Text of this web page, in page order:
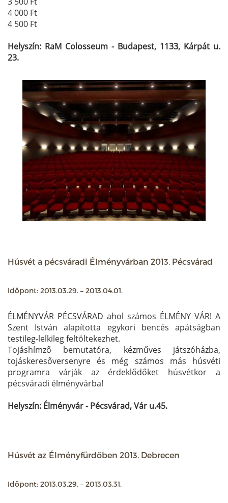
4 000 Ft
4 500 Ft
Helyszín: RaM Colosseum - Budapest, 1133, Kárpát u.
23.
Húsvét a pécsváradi Élményvárban 2013. Pécsvárad
Időpont: 2013.03.29. – 2013.04.01.
ÉLMÉNYVÁR PÉCSVÁRAD ahol számos ÉLMÉNY VÁR! A
Szent István alapította egykori bencés apátságban
testileg-lelkileg feltöltekezhet.
Tojáshímző bemutatóra, kézműves játszóházba,
tojáskeresőversenyre és még számos más húsvéti
programra várják az érdeklődőket húsvétkor a
pécsváradi élményvárba!
Helyszín: Élményvár - Pécsvárad, Vár u.45.
Húsvét az Élményfürdőben 2013. Debrecen
Időpont: 2013.03.29. – 2013.03.31.